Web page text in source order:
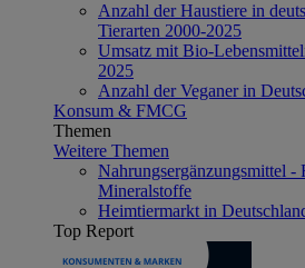
Anzahl der Haustiere in
Tierarten 2000-2025
Umsatz mit Bio-
2025
Anzahl der Veganer in
Konsum & FMCG
Themen
Weitere Themen
Nahrungsergänzungsmittel -
Mineralstoffe
Heimtiermarkt in
Top Report